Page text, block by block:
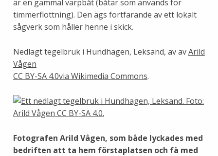
är en gammal varpbåt (båtar som används för
timmerflottning). Den ägs fortfarande av ett lokalt
sågverk som håller henne i skick.
Nedlagt tegelbruk i Hundhagen, Leksand, av avArild
Vågen
CC BY-SA 4.0via Wikimedia Commons.
Fotografen Arild Vågen, som både lyckades med
bedriften att ta hem förstaplatsen och få med